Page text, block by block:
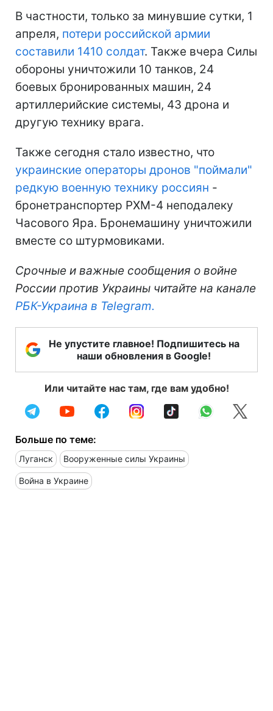
В частности, только за минувшие сутки, 1
апреля, потери российской армии
составили 1410 солдат. Также вчера Силы
обороны уничтожили 10 танков, 24
боевых бронированных машин, 24
артиллерийские системы, 43 дрона и
другую технику врага.
Также сегодня стало известно, что
украинские операторы дронов "поймали"
редкую военную технику россиян -
бронетранспортер РХМ-4 неподалеку
Часового Яра. Бронемашину уничтожили
вместе со штурмовиками.
Срочные и важные сообщения о войне
России против Украины читайте на канале
РБК-Украина в Telegram.
Не упустите главное! Подпишитесь на
наши обновления в Google!
Или читайте нас там, где вам удобно!
Больше по теме:
Луганск Вооруженные силы Украины
Война в Украине